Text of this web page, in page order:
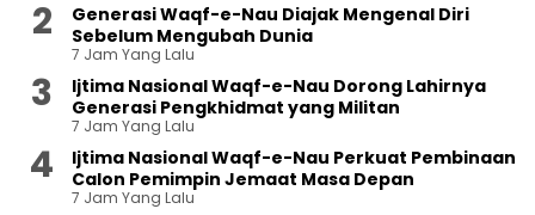
Generasi Waqf-e-Nau Diajak Mengenal Diri
Sebelum Mengubah Dunia
7 Jam Yang Lalu
Ijtima Nasional Waqf-e-Nau Dorong Lahirnya
Generasi Pengkhidmat yang Militan
7 Jam Yang Lalu
Ijtima Nasional Waqf-e-Nau Perkuat Pembinaan
Calon Pemimpin Jemaat Masa Depan
7 Jam Yang Lalu